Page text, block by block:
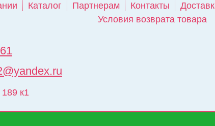
Каталог Партнерам Контакты
Условия возврата товара
к1